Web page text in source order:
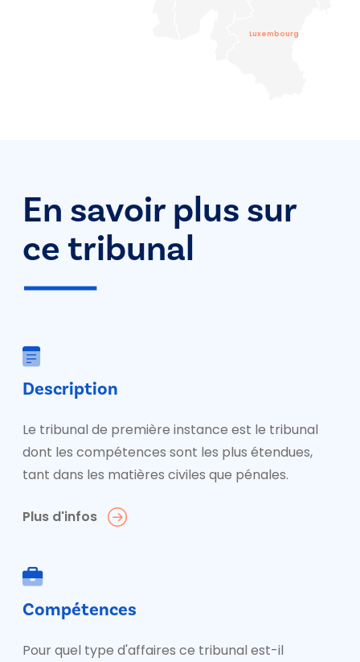
Luxembourg
En savoir plus sur
ce tribunal
Description
Le tribunal de première instance est le tribunal
dont les compétences sont les plus étendues,
tant dans les matières civiles que pénales.
Plus d'infos
Compétences
Pour quel type d'affaires ce tribunal est-il